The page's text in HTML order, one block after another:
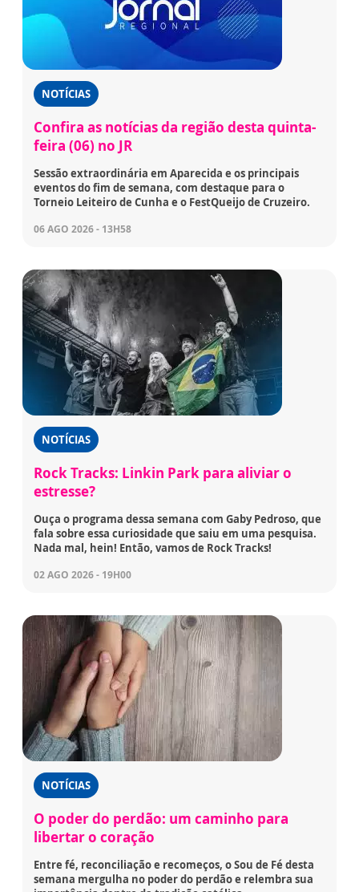
NOTÍCIAS
Confira as notícias da região desta quinta-
feira (06) no JR
Sessão extraordinária em Aparecida e os principais
eventos do fim de semana, com destaque para o
Torneio Leiteiro de Cunha e o FestQueijo de Cruzeiro.
06 AGO 2026 - 13H58
NOTÍCIAS
Rock Tracks: Linkin Park para aliviar o
estresse?
Ouça o programa dessa semana com Gaby Pedroso, que
fala sobre essa curiosidade que saiu em uma pesquisa.
Nada mal, hein! Então, vamos de Rock Tracks!
02 AGO 2026 - 19H00
NOTÍCIAS
O poder do perdão: um caminho para
libertar o coração
Entre fé, reconciliação e recomeços, o Sou de Fé desta
semana mergulha no poder do perdão e relembra sua